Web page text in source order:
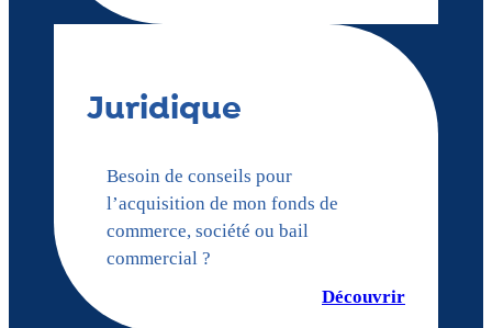
Juridique
Besoin de conseils pour
l’acquisition de mon fonds de
commerce, société ou bail
commercial ?
Découvrir